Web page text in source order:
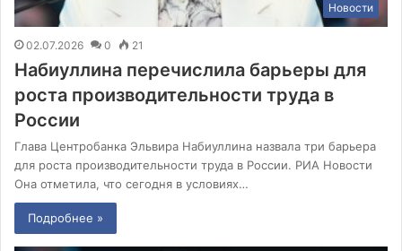
Новости
02.07.2026 0 21
Набиуллина перечислила барьеры для
роста производительности труда в
России
Глава Центробанка Эльвира Набиуллина назвала три барьера
для роста производительности труда в России. РИА Новости
Она отметила, что сегодня в условиях…
Подробнее »